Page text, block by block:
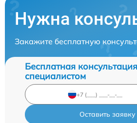
Нужна
Закажите бесплатную
Бесплатная
специалистом
Оставить заявку